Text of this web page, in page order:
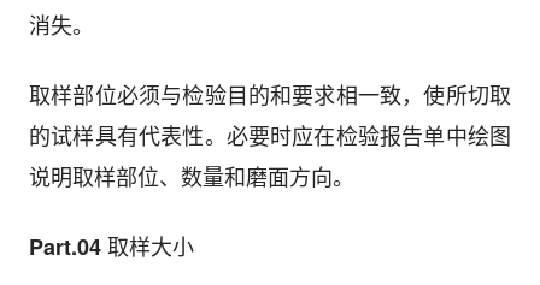
消失。
取样部位必须与检验目的和要求相一致，使所切取
的试样具有代表性。必要时应在检验报告单中绘图
说明取样部位、数量和磨面方向。
Part.04取样大小